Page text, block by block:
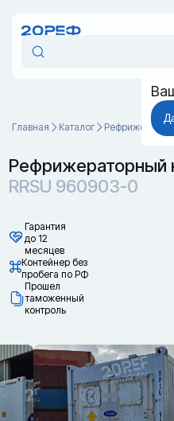
Главная Каталог
Рефрижераторный
RRSU 960903-0
Гарантия
до 12
месяцев
Контейнер без
пробега по РФ
Прошел
таможенный
контроль